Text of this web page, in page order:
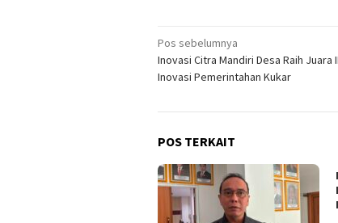
Navigasi
pos
Pos sebelumnya
Inovasi Citra Mandiri Desa Raih Juara
Inovasi Pemerintahan Kukar
POS TERKAIT